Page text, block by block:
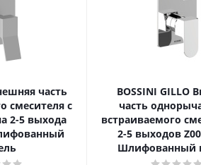
часть
смесителя с
2-5 выхода
BOSSINI GILLO
часть
встраиваемого
2-5 выходов
Шлифованный